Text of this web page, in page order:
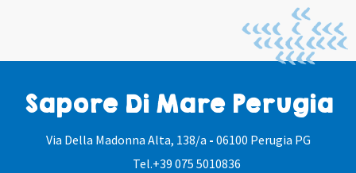
Sapore Di Mare Perugia
Via Della Madonna Alta, 138/a - 06100 Perugia PG
Tel.+39 075 5010836